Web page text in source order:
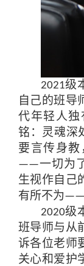
2021级
自己的班导
代年轻人独
铭 ： 灵魂深
要言传身教
——一切为
生视作自己
有所不为——
2020级
班导师与从
诉各位老师
关心和爱护